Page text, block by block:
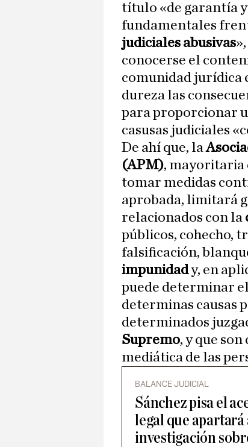
título «de garantía
fundamentales
judiciales abusivas
conocerse el
comunidad jurídica
dureza las
para proporcionar
casusas judiciales
De ahí que, la
(APM), mayoritaria
tomar medidas
aprobada, limitará
relacionados con la
públicos, cohecho,
falsificación,
impunidady, en
puede determinar
determinas causas
determinados
Supremo, y que
mediática de las
BALANCE JUDICIAL
Sánchez pisa el
legal que
investigación